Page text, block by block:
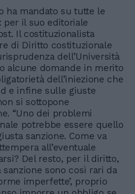
ha mandato su tutte le
il suo editoriale
Il costituzionalista
di Diritto costituzionale
dell’Università
alcune domande in merito
dell’iniezione che
e infine sulle giuste
si sottopone
“Uno dei problemi
potrebbe essere quello
sanzione. Come va
all’eventuale
Del resto, per il diritto,
sono così rari da
imperfette’, proprio